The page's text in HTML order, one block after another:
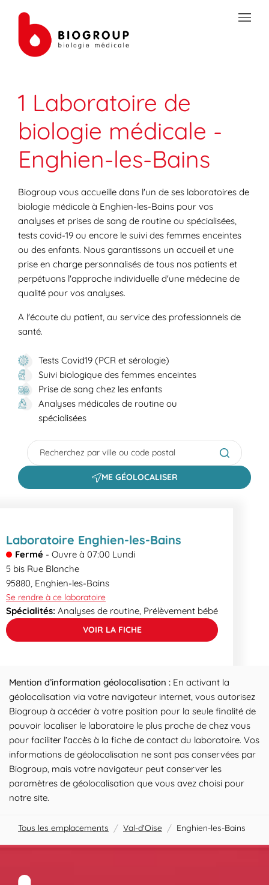
PRÉPAREZ VOS ANALYSES
LES SPÉCIALITÉS DE LA BIOLOGIE
VOTRE ESPACE PATIENT
1 Laboratoire de
biologie médicale -
Enghien-les-Bains
Biogroup vous accueille dans l'un de ses laboratoires de
biologie médicale à Enghien-les-Bains pour vos
analyses et prises de sang de routine ou spécialisées,
tests covid-19 ou encore le suivi des femmes enceintes
ou des enfants. Nous garantissons un accueil et une
prise en charge personnalisés de tous nos patients et
perpétuons l'approche individuelle d'une médecine de
qualité pour vos analyses.
A l'écoute du patient, au service des professionnels de
santé.
Tests Covid19 (PCR et sérologie)
Suivi biologique des femmes enceintes
Prise de sang chez les enfants
Analyses médicales de routine ou
spécialisées
City, State/Province, Zip or City & Country
Submit a
ME GÉOLOCALISER
Laboratoire Enghien-les-Bains
Fermé - Ouvre à 07:00 Lundi
5 bis Rue Blanche
95880, Enghien-les-Bains
Se rendre à ce laboratoire
Spécialités: Analyses de routine, Prélèvement bébé
VOIR LA FICHE
Mention d’information géolocalisation : En activant la
géolocalisation via votre navigateur internet, vous autorisez
Biogroup à accéder à votre position pour la seule finalité de
pouvoir localiser le laboratoire le plus proche de chez vous
pour faciliter l’accès à la fiche de contact du laboratoire. Vos
informations de géolocalisation ne sont pas conservées par
Biogroup, mais votre navigateur peut conserver les
paramètres de géolocalisation que vous avez choisi pour
notre site.
Tous les emplacements / Val-d'Oise / Enghien-les-Bains